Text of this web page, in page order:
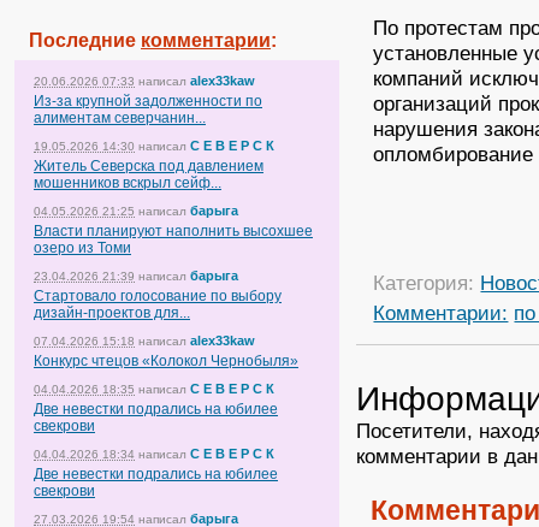
Последние комментарии:
20.06.2026 07:33 написал alex33kaw
Из-за крупной задолженности по
алиментам северчанин...
19.05.2026 14:30 написал С Е В Е Р С К
Житель Северска под давлением
мошенников вскрыл сейф...
04.05.2026 21:25 написал барыга
Власти планируют наполнить высохшее
озеро из Томи
23.04.2026 21:39 написал барыга
Стартовало голосование по выбору
дизайн-проектов для...
07.04.2026 15:18 написал alex33kaw
Конкурс чтецов «Колокол Чернобыля»
04.04.2026 18:35 написал С Е В Е Р С К
Две невестки подрались на юбилее
свекрови
04.04.2026 18:34 написал С Е В Е Р С К
Две невестки подрались на юбилее
свекрови
27.03.2026 19:54 написал барыга
По протестам
установленные
компаний
организаций
нарушения
опломбирование
Категория:
Комментарии:
Посетители,
комментарии в